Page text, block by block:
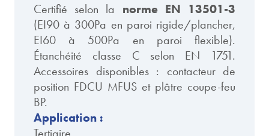
Certifié selon la norme EN 13501-3
(EI90 à 300Pa en paroi rigide/plancher,
EI60 à 500Pa en paroi flexible).
Étanchéité classe C selon EN 1751.
Accessoires disponibles : contacteur de
position FDCU MFUS et plâtre coupe-feu
BP.
Application :